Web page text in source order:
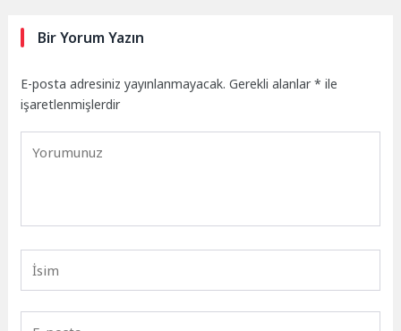
Bir Yorum Yazın
E-posta adresiniz yayınlanmayacak. Gerekli alanlar* ile
işaretlenmişlerdir